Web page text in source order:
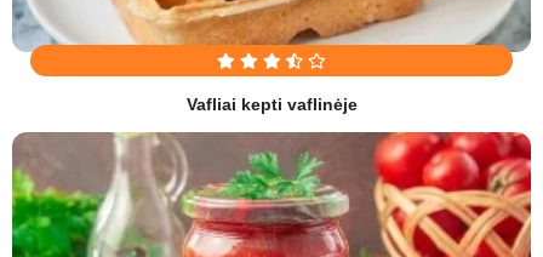
Vafliai kepti vaflinėje